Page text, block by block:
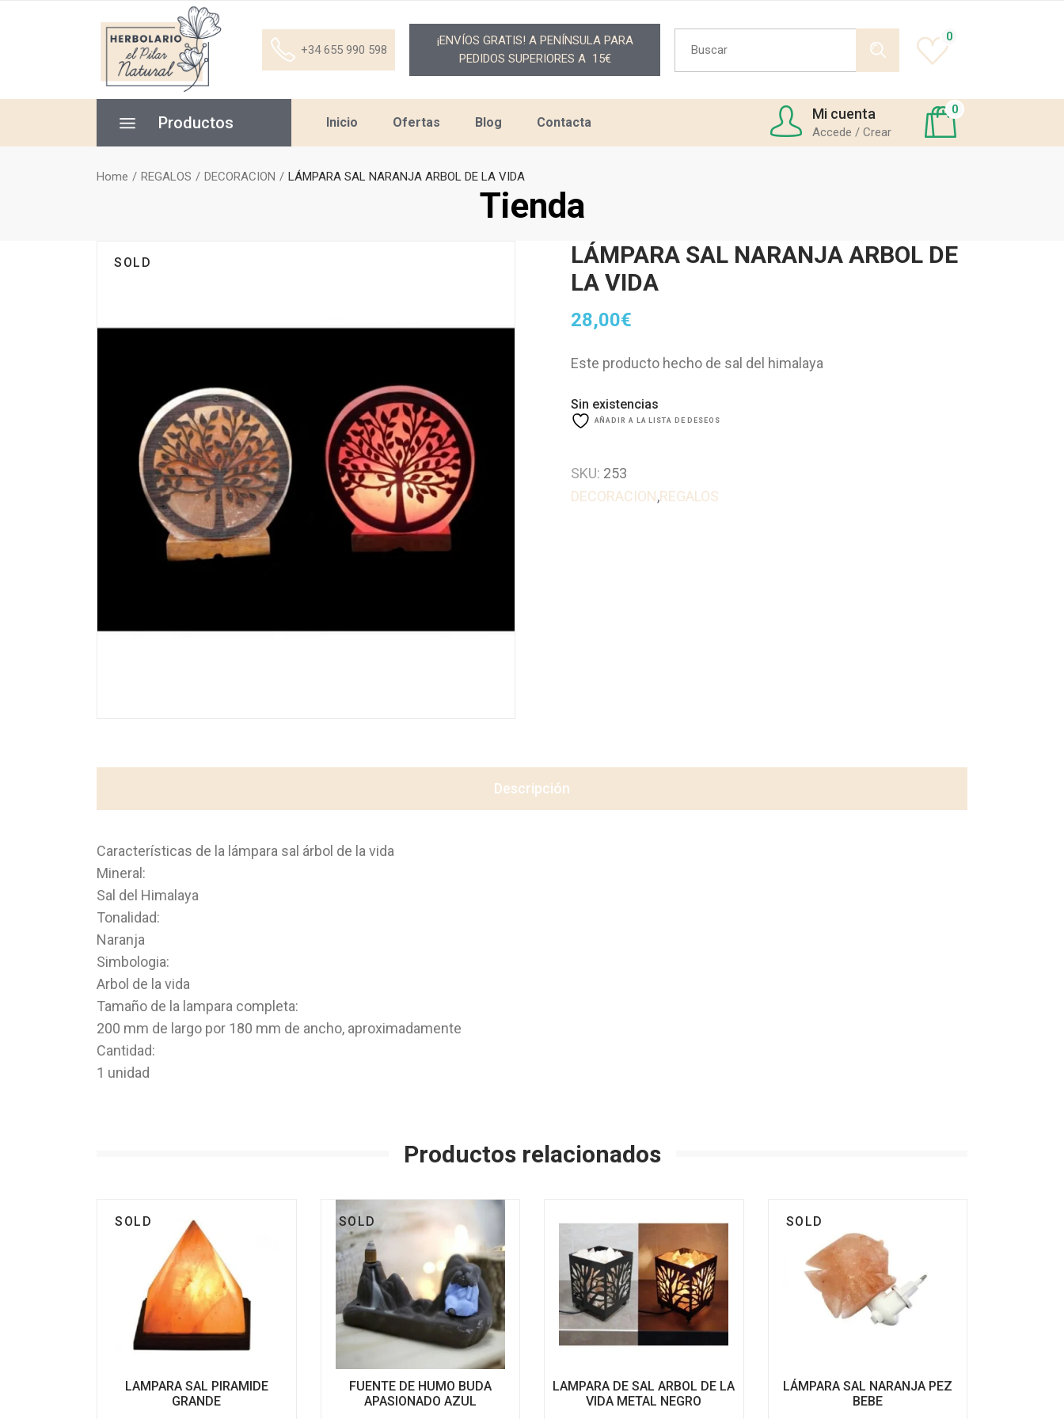
+34 655 990 598
¡ENVÍOS GRATIS! A PENÍNSULA PARA
PEDIDOS SUPERIORES A 15€
Search
for:
0
Productos Inicio Ofertas Blog Contacta
Mi cuenta
Accede / Crear
0
Tienda
Home REGALOS DECORACION LÁMPARA SAL NARANJA ARBOL DE LA VIDA
SOLD
LÁMPARA SAL NARANJA ARBOL DE
LA VIDA
28,00€
Este producto hecho de sal del himalaya
Sin existencias
AÑADIR A LA LISTA DE DESEOS
SKU: 253
DECORACION,REGALOS
Descripción
Características de la lámpara sal árbol de la vida
Mineral:
Sal del Himalaya
Tonalidad:
Naranja
Simbologia:
Arbol de la vida
Tamaño de la lampara completa:
200 mm de largo por 180 mm de ancho, aproximadamente
Cantidad:
1 unidad
Productos relacionados
SOLD
LAMPARA SAL PIRAMIDE
GRANDE
SOLD
FUENTE DE HUMO BUDA
APASIONADO AZUL
LAMPARA DE SAL ARBOL DE LA
VIDA METAL NEGRO
SOLD
LÁMPARA SAL NARANJA PEZ
BEBE